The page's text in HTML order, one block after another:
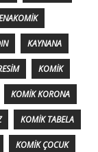
KAYNANA
KOMIK
KOMIK KORONA
KOMIK TABELA
KOMIK ÇOCUK